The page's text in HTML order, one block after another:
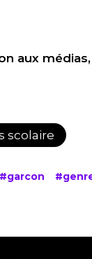
aux
scolaire
#garcon